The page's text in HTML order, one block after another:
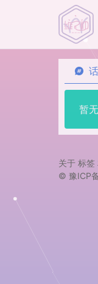
暂
关于 标签
© 豫ICP